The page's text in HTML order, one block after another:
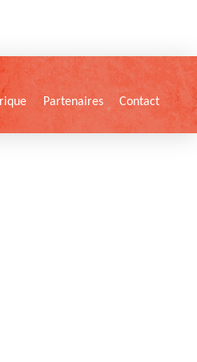
Partenaires Contact